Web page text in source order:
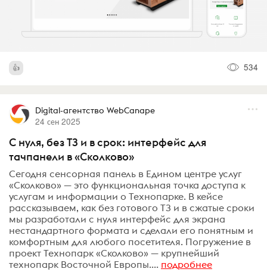
534
Digital-агентство WebCanape
24 сен 2025
С нуля, без ТЗ и в срок: интерфейс для
тачпанели в «Сколково»
Сегодня сенсорная панель в Едином центре услуг
«Сколково» — это функциональная точка доступа к
услугам и информации о Технопарке. В кейсе
рассказываем, как без готового ТЗ и в сжатые сроки
мы разработали с нуля интерфейс для экрана
нестандартного формата и сделали его понятным и
комфортным для любого посетителя. Погружение в
проект Технопарк «Сколково» — крупнейший
технопарк Восточной Европы.... подробнее